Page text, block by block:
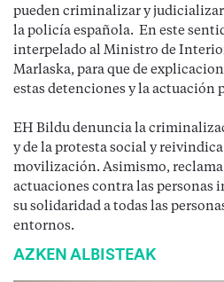
pueden criminalizar y
la policía española. En este
interpelado al Ministro de
Marlaska, para que de
estas detenciones y la actuación
EH Bildu denuncia la
y de la protesta social y
movilización. Asimismo, reclama
actuaciones contra las personas
su solidaridad a todas las
entornos.
AZKEN ALBISTEAK